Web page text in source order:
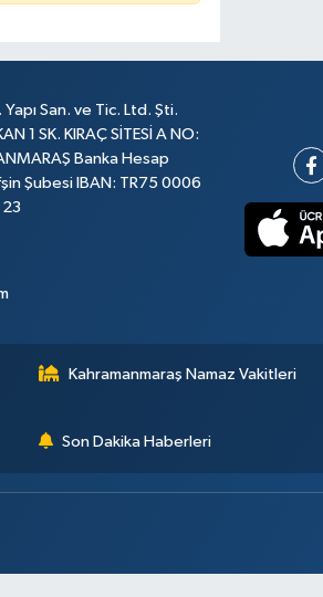
San. ve Tic. Ltd. Şti.
1 SK. KIRAÇ SİTESİ A NO:
Banka Hesap
Şubesi IBAN: TR75 0006
Kahramanmaraş Namaz Vakitleri
Son Dakika Haberleri